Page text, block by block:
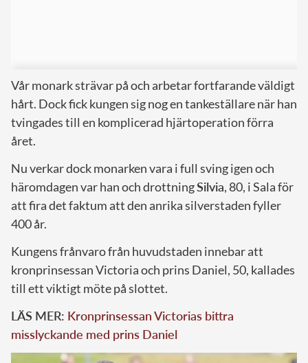
Vår monark strävar på och arbetar fortfarande väldigt
hårt. Dock fick kungen sig nog en tankeställare när han
tvingades till en komplicerad hjärtoperation förra
året.
Nu verkar dock monarken vara i full sving igen och
häromdagen var han och drottningSilvia, 80, i Sala för
att fira det faktum att den anrika silverstaden fyller
400 år.
Kungens frånvaro från huvudstaden innebar att
kronprinsessan Victoria och prins Daniel, 50, kallades
till ett viktigt möte på slottet.
LÄS MER: Kronprinsessan Victorias bittra
misslyckande med prins Daniel